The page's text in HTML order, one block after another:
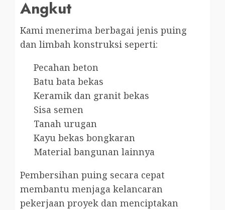
Angkut
Kami menerima berbagai jenis puing
dan limbah konstruksi seperti:
Pecahan beton
Batu bata bekas
Keramik dan granit bekas
Sisa semen
Tanah urugan
Kayu bekas bongkaran
Material bangunan lainnya
Pembersihan puing secara cepat
membantu menjaga kelancaran
pekerjaan proyek dan menciptakan